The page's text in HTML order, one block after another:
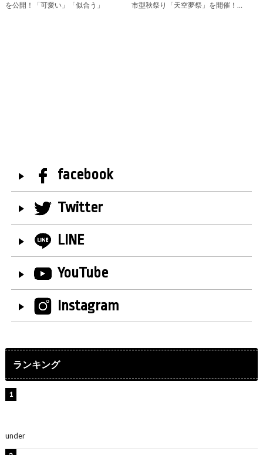
を公開！「可愛い」「似合う」
市型秋祭り「天空夢祭」を開催！…
facebook
Twitter
LINE
YouTube
Instagram
ランキング
under